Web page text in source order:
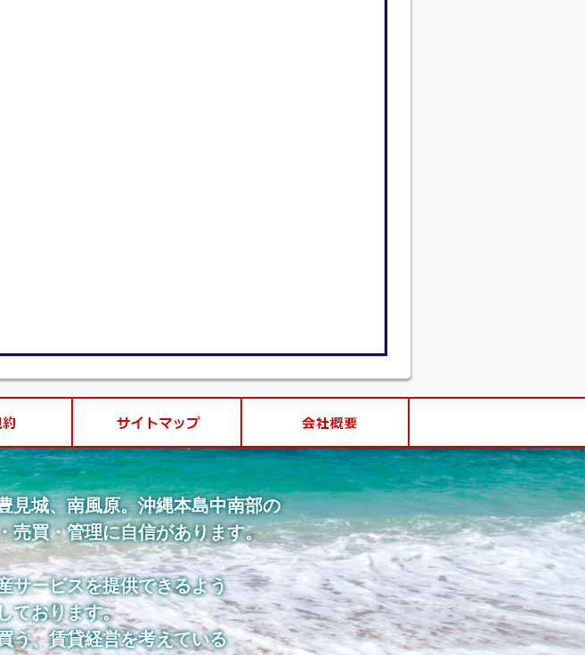
見城、南風原。沖縄本島中南部の
売買・管理に自信があります。
サービスを提供できるよう
ております。
う、賃貸経営を考えている